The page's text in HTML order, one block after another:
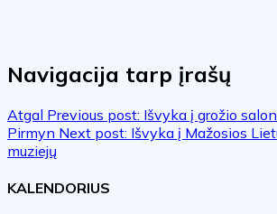
Navigacija tarp įrašų
Atgal Previous post: Išvyka į grožio
Pirmyn Next post: Išvyka į Mažosios
muziejų
KALENDORIUS